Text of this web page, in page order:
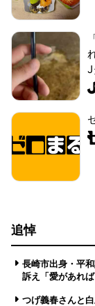
J
追悼
長崎市出身・平
訴え「愛があれ
つげ義春さんと